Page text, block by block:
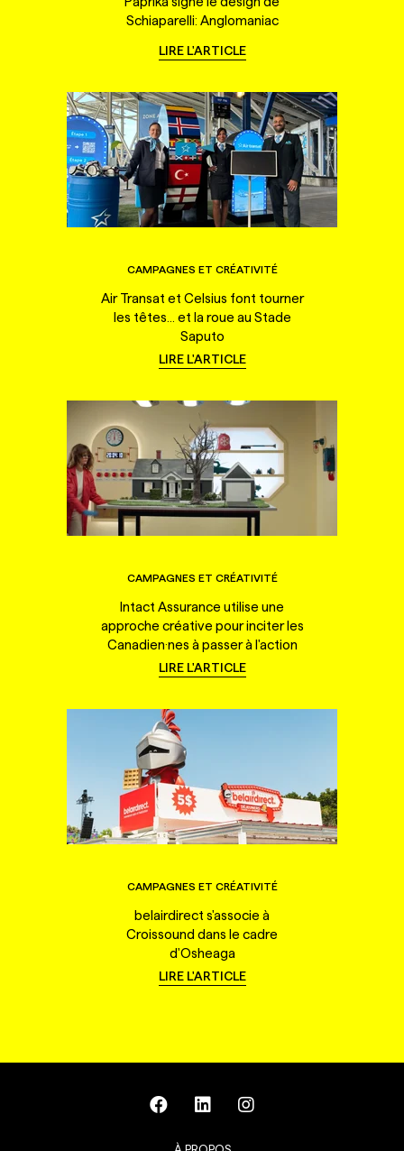
Schiaparelli: Anglomaniac
LIRE L'ARTICLE
CAMPAGNES ET CRÉATIVITÉ
Air Transat et Celsius font tourner
les têtes... et la roue au Stade
Saputo
LIRE L'ARTICLE
CAMPAGNES ET CRÉATIVITÉ
Intact Assurance utilise une
approche créative pour inciter les
Canadien·nes à passer à l'action
LIRE L'ARTICLE
CAMPAGNES ET CRÉATIVITÉ
belairdirect s'associe à
Croissound dans le cadre
d'Osheaga
LIRE L'ARTICLE